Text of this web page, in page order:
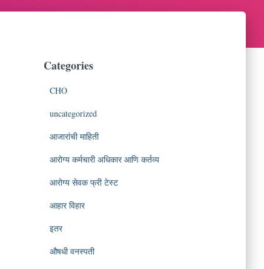
Categories
CHO
uncategorized
आजारांची माहिती
आरोग्य कर्मचारी अधिकार आणि कर्तव्य
आरोग्य सेवक फ्री टेस्ट
आहार विहार
इतर
औषधी वनस्पती